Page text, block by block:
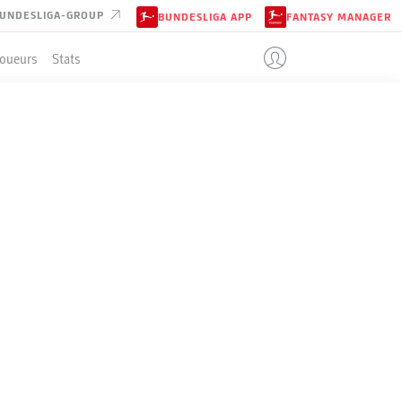
GROUP BUNDESLIGA APP FANTASY MANAGER
Stats